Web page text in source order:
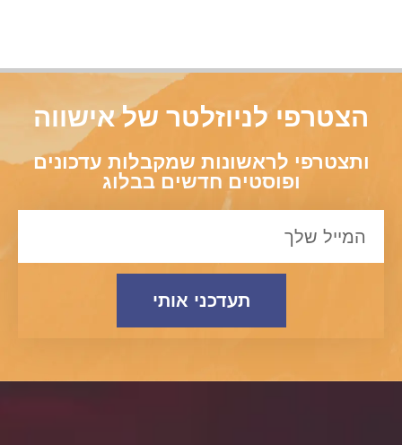
הצטרפי לניוזלטר של אישווה
ותצטרפי לראשונות שמקבלות עדכונים
ופוסטים חדשים בבלוג
תעדכני אותי